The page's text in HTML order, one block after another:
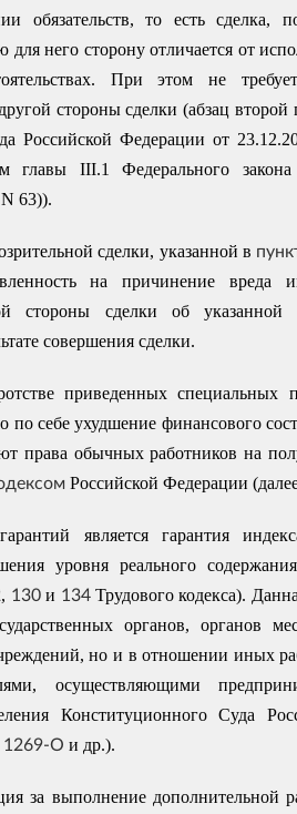
обязательств, то есть сделка,
него сторону отличается от
При этом не
стороны сделки (абзац второй
Российской Федерации от
главы III.1 Федерального закона
63)).
сделки, указанной в
на причинение вреда
стороны сделки об указанной
совершения сделки.
приведенных специальных
по себе ухудшение финансового
права обычных работников на
Российской Федерации
является гарантия
уровня реального
, 130и 134Трудового кодекса).
органов, органов
но и в отношении иных
осуществляющими
Конституционного Суда
1269-О и др.).
за выполнение дополнительной